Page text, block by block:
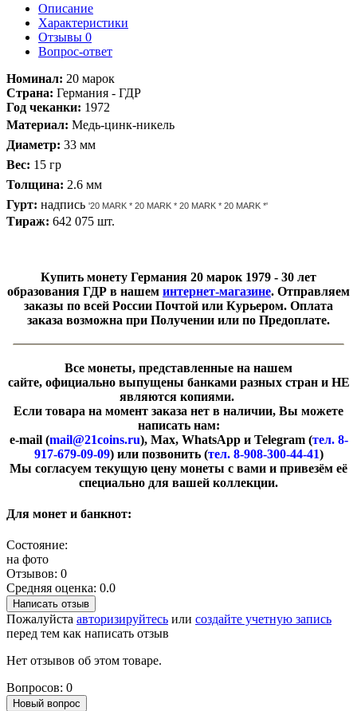
Описание
Характеристики
Отзывы 0
Вопрос-ответ
Номинал: 20 марок
Страна: Германия - ГДР
Год чеканки: 1972
Материал: Медь-цинк-никель
Диаметр: 33 мм
Вес: 15 гр
Толщина: 2.6 мм
Гурт: надпись '20 MARK * 20 MARK * 20 MARK * 20 MARK *'
Тираж: 642 075 шт.
​Купить монету Германия 20 марок 1979 - 30 лет
образования ГДР в нашем интернет-магазине. Отправляем
заказы по всей России Почтой или Курьером. Оплата
заказа возможна при Получении или по Предоплате.
Все монеты, представленные на нашем
сайте, официально выпущены банками разных стран и НЕ
являются копиями.
Если товара на момент заказа нет в наличии, Вы можете
написать нам:
e-mail (mail@21coins.ru), Max, WhatsApp и Telegram (тел. 8-
917-679-09-09) или позвонить (тел. 8-908-300-44-41)
​Мы согласуем текущую цену монеты с вами и привезём её
специально для вашей коллекции.
Для монет и банкнот:
Состояние:
на фото
Отзывов: 0
Средняя оценка: 0.0
Написать отзыв
Пожалуйста авторизируйтесь или создайте учетную запись
перед тем как написать отзыв
Нет отзывов об этом товаре.
Вопросов: 0
Новый вопрос